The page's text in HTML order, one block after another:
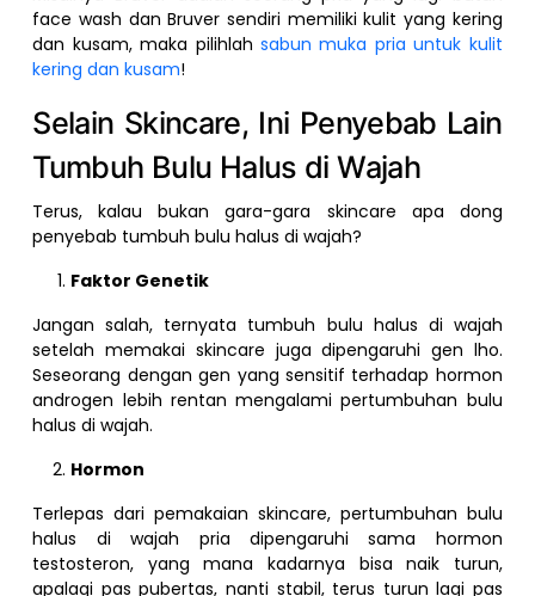
face wash dan Bruver sendiri memiliki kulit yang kering
dan kusam, maka pilihlah sabun muka pria untuk kulit
kering dan kusam!
Selain Skincare, Ini Penyebab Lain
Tumbuh Bulu Halus di Wajah
Terus, kalau bukan gara-gara skincare apa dong
penyebab tumbuh bulu halus di wajah?
Faktor Genetik
Jangan salah, ternyata tumbuh bulu halus di wajah
setelah memakai skincare juga dipengaruhi gen lho.
Seseorang dengan gen yang sensitif terhadap hormon
androgen lebih rentan mengalami pertumbuhan bulu
halus di wajah.
Hormon
Terlepas dari pemakaian skincare, pertumbuhan bulu
halus di wajah pria dipengaruhi sama hormon
testosteron, yang mana kadarnya bisa naik turun,
apalagi pas pubertas, nanti stabil, terus turun lagi pas